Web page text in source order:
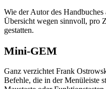
Wie der Autor des Handbuches
Übersicht wegen sinnvoll, pro
gestatten.
Mini-GEM
Ganz verzichtet Frank
Befehle, die in der Menüleiste